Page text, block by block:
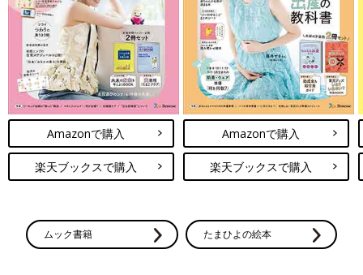
Amazonで購入
楽天ブックスで購入
Amazonで購入
楽天ブックスで購入
ムック書籍 たまひよの絵本